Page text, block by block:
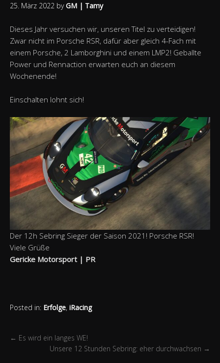
25. März 2022 byGM | Tamy
Dieses Jahr versuchen wir, unseren Titel zu verteidigen!
Zwar nicht im Porsche RSR, dafür aber gleich 4-Fach mit
einem Porsche, 2 Lamborghini und einem LMP2! Geballte
Power und Rennaction erwarten euch an diesem
Wochenende!
Einschalten lohnt sich!
Der 12h Sebring Sieger der Saison 2021! Porsche RSR!
Viele Grüße
Gericke Motorsport | PR
Posted in: Erfolge, iRacing
← Es wird ein langes WE!
Unsere 12 Stunden Sebring: eher durchwachsen →